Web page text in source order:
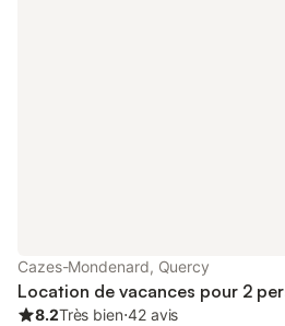
Cazes-Mondenard, Quercy
Location de vacances pour 2
8.2Très bien⋅42 avis